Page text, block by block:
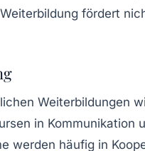
fördert
Weiterbildungen
in Kommunikation
werden häufig in